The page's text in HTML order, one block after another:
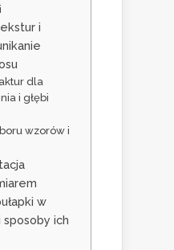
i
dla
i głębi
wzorów i
w
ich